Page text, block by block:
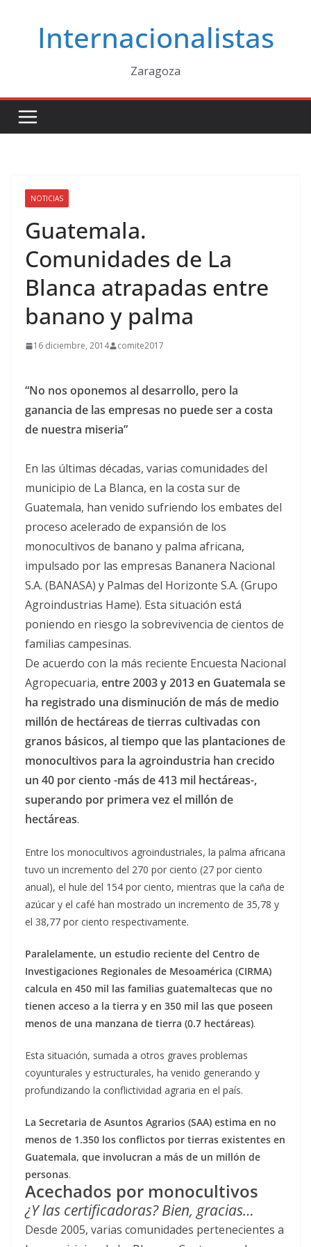
contenidoInternacionalistas
Zaragoza
NOTICIAS
Guatemala.
Comunidades de La
Blanca atrapadas entre
banano y palma
16 diciembre, 2014 comite2017
“No nos oponemos al desarrollo, pero la
ganancia de las empresas no puede ser a costa
de nuestra miseria”
En las últimas décadas, varias comunidades del
municipio de La Blanca, en la costa sur de
Guatemala, han venido sufriendo los embates del
proceso acelerado de expansión de los
monocultivos de banano y palma africana,
impulsado por las empresas Bananera Nacional
S.A. (BANASA) y Palmas del Horizonte S.A. (Grupo
Agroindustrias Hame). Esta situación está
poniendo en riesgo la sobrevivencia de cientos de
familias campesinas.
De acuerdo con la más reciente Encuesta Nacional
Agropecuaria, entre 2003 y 2013 en Guatemala se
ha registrado una disminución de más de medio
millón de hectáreas de tierras cultivadas con
granos básicos, al tiempo que las plantaciones de
monocultivos para la agroindustria han crecido
un 40 por ciento -más de 413 mil hectáreas-,
superando por primera vez el millón de
hectáreas.
Entre los monocultivos agroindustriales, la palma africana
tuvo un incremento del 270 por ciento (27 por ciento
anual), el hule del 154 por ciento, mientras que la caña de
azúcar y el café han mostrado un incremento de 35,78 y
el 38,77 por ciento respectivamente.
Paralelamente, un estudio reciente del Centro de
Investigaciones Regionales de Mesoamérica (CIRMA)
calcula en 450 mil las familias guatemaltecas que no
tienen acceso a la tierra y en 350 mil las que poseen
menos de una manzana de tierra (0.7 hectáreas).
Esta situación, sumada a otros graves problemas
coyunturales y estructurales, ha venido generando y
profundizando la conflictividad agraria en el país.
La Secretaria de Asuntos Agrarios (SAA) estima en no
menos de 1.350 los conflictos por tierras existentes en
Guatemala, que involucran a más de un millón de
personas.
Acechados por monocultivos
¿Y las certificadoras? Bien, gracias…
Desde 2005, varias comunidades pertenecientes a